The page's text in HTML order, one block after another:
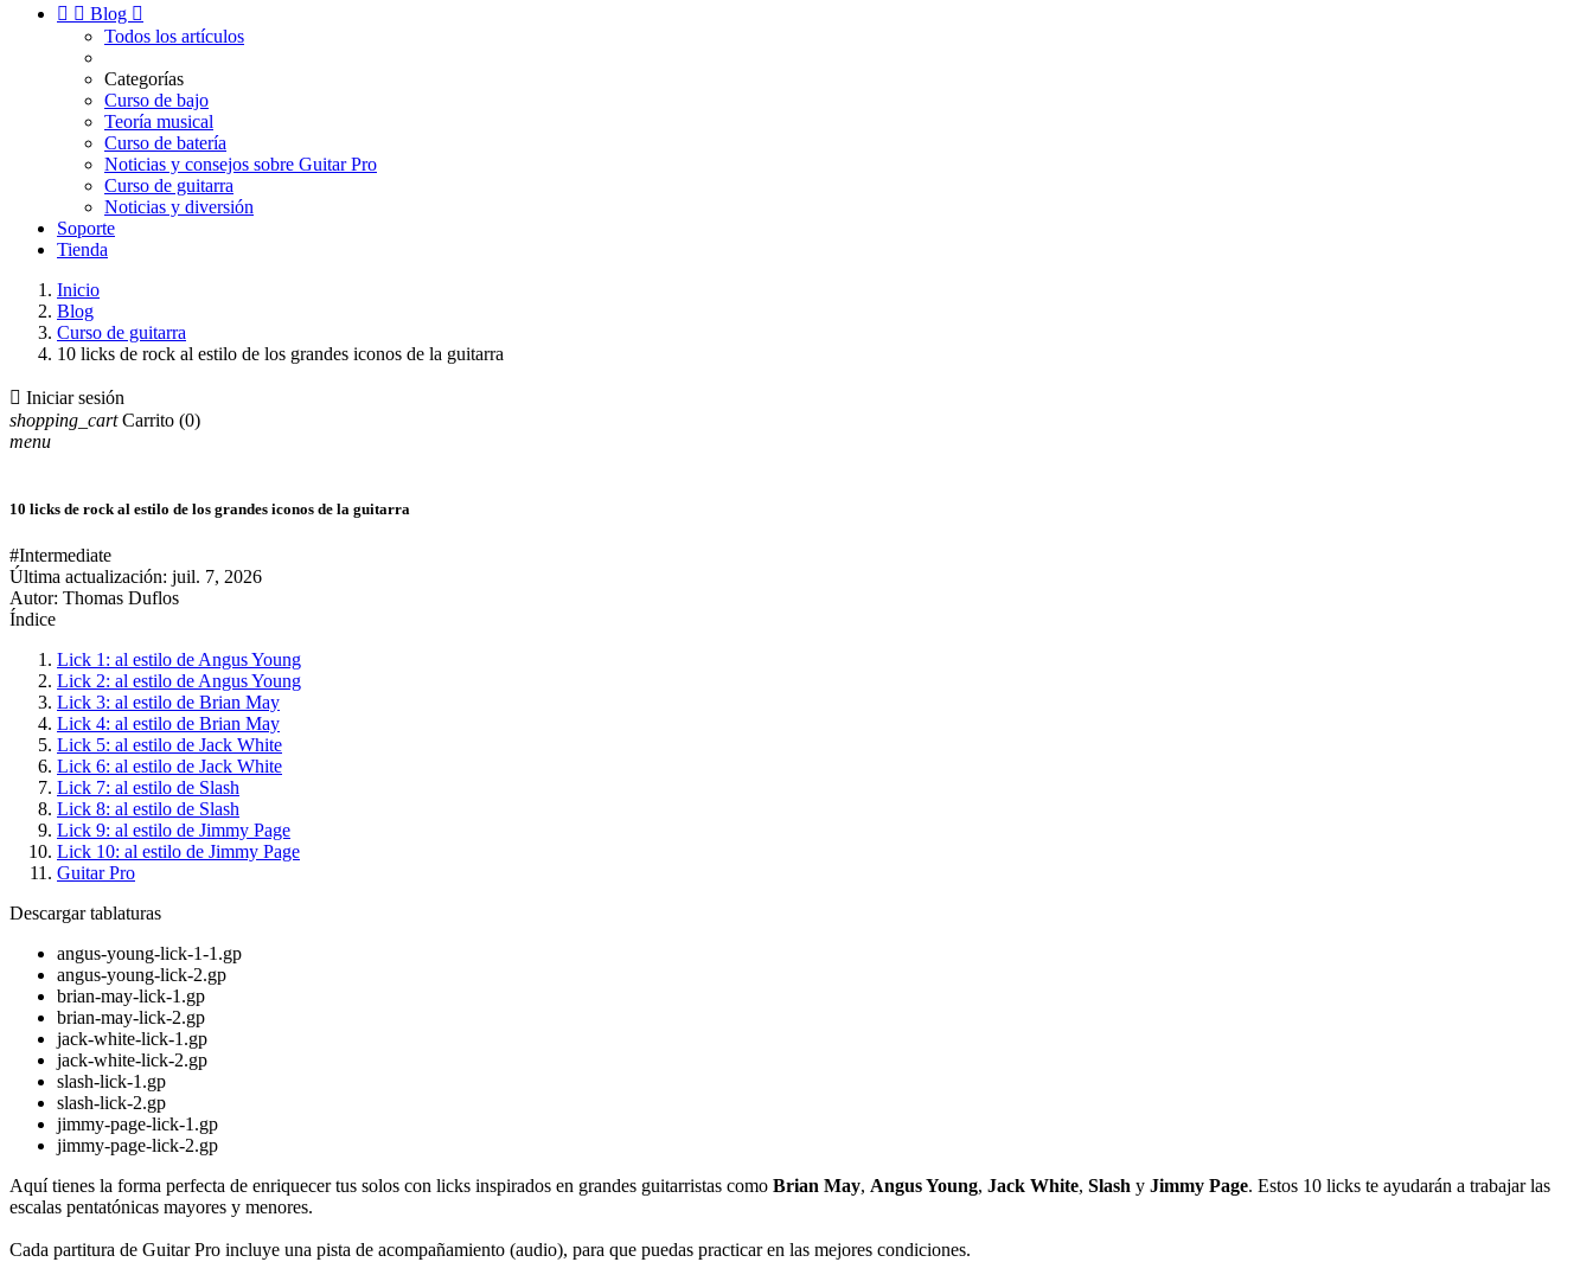
  Blog 
Todos los artículos
Categorías
Curso de bajo
Teoría musical
Curso de batería
Noticias y consejos sobre Guitar Pro
Curso de guitarra
Noticias y diversión
Soporte
Tienda
Inicio
Blog
Curso de guitarra
10 licks de rock al estilo de los grandes iconos de la guitarra
 Iniciar sesión
shopping_cart Carrito (0)
menu
10 licks de rock al estilo de los grandes iconos de la guitarra
#Intermediate
Última actualización: juil. 7, 2026
Autor: Thomas Duflos
Índice
Lick 1: al estilo de Angus Young
Lick 2: al estilo de Angus Young
Lick 3: al estilo de Brian May
Lick 4: al estilo de Brian May
Lick 5: al estilo de Jack White
Lick 6: al estilo de Jack White
Lick 7: al estilo de Slash
Lick 8: al estilo de Slash
Lick 9: al estilo de Jimmy Page
Lick 10: al estilo de Jimmy Page
Guitar Pro
Descargar tablaturas
angus-young-lick-1-1.gp
angus-young-lick-2.gp
brian-may-lick-1.gp
brian-may-lick-2.gp
jack-white-lick-1.gp
jack-white-lick-2.gp
slash-lick-1.gp
slash-lick-2.gp
jimmy-page-lick-1.gp
jimmy-page-lick-2.gp
Aquí tienes la forma perfecta de enriquecer tus solos con licks inspirados en grandes guitarristas como Brian May, Angus Young, Jack White, Slash y Jimmy Page. Estos 10 licks te ayudarán a trabajar las
escalas pentatónicas mayores y menores.
Cada partitura de Guitar Pro incluye una pista de acompañamiento (audio), para que puedas practicar en las mejores condiciones.